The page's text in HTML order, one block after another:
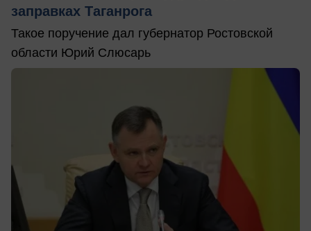
заправках Таганрога
Такое поручение дал губернатор Ростовской
области Юрий Слюсарь